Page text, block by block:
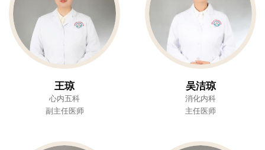
王琼
心内五科
副主任医师
吴洁琼
消化内科
主任医师